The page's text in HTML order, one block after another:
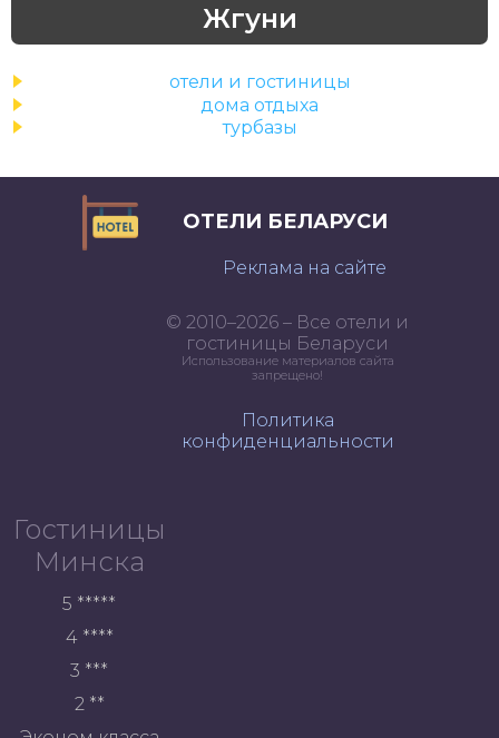
Жгуни
отели и гостиницы
дома отдыха
турбазы
ОТЕЛИ БЕЛАРУСИ
Реклама на сайте
© 2010–2026 – Все отели и
гостиницы Беларуси
Использование материалов сайта
запрещено!
Политика
конфиденциальности
Гостиницы
Минска
5 *****
4 ****
3 ***
2 **